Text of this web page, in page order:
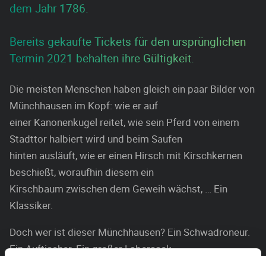
dem Jahr 1786.
Bereits gekaufte Tickets für den ursprünglichen
Termin 2021 behalten ihre Gültigkeit.
Die meisten Menschen haben gleich ein paar Bilder von
Münchhausen im Kopf: wie er auf
einer Kanonenkugel reitet, wie sein Pferd von einem
Stadttor halbiert wird und beim Saufen
hinten ausläuft, wie er einen Hirsch mit Kirschkernen
beschießt, woraufhin diesem ein
Kirschbaum zwischen dem Geweih wächst, … Ein
Klassiker.
Doch wer ist dieser Münchhausen? Ein Schwadroneur.
Ein Auftischer. Ein großer Labersack.